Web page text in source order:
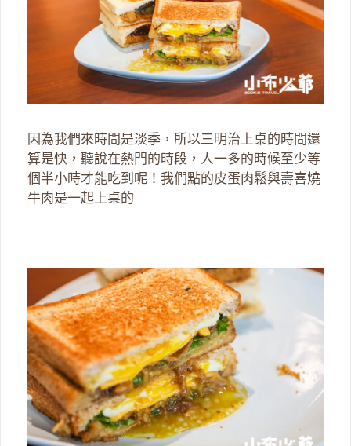
因為我們來時間是淡季，所以三明治上桌的時間還
算是快，聽說在熱門的時段，人一多的時候至少等
個半小時才能吃到呢！我們點的皮蛋肉鬆與壽喜燒
牛肉是一起上桌的